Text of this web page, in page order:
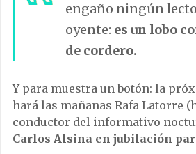
engaño ningún
oyente: es un lobo
de cordero.
Y para muestra un botón: la
hará las mañanas Rafa Latorre
conductor del informativo
Carlos Alsina en jubilación